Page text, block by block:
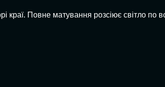
краї. Повне матування розсіює світло по